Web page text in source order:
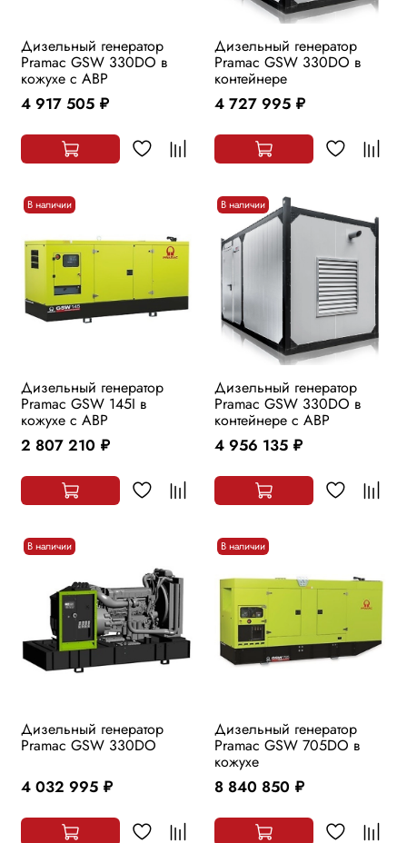
Дизельный генератор
Pramac GSW 330DO в
кожухе с АВР
4 917 505 руб.
Дизельный генератор
Pramac GSW 330DO в
контейнере
4 727 995 руб.
В наличии
Дизельный генератор
Pramac GSW 145I в
кожухе с АВР
2 807 210 руб.
В наличии
Дизельный генератор
Pramac GSW 330DO в
контейнере с АВР
4 956 135 руб.
В наличии
Дизельный генератор
Pramac GSW 330DO
4 032 995 руб.
В наличии
Дизельный генератор
Pramac GSW 705DO в
кожухе
8 840 850 руб.